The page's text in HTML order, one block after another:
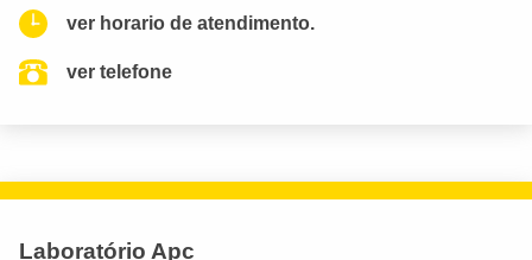
ver horario de atendimento.
ver telefone
Laboratório Apc